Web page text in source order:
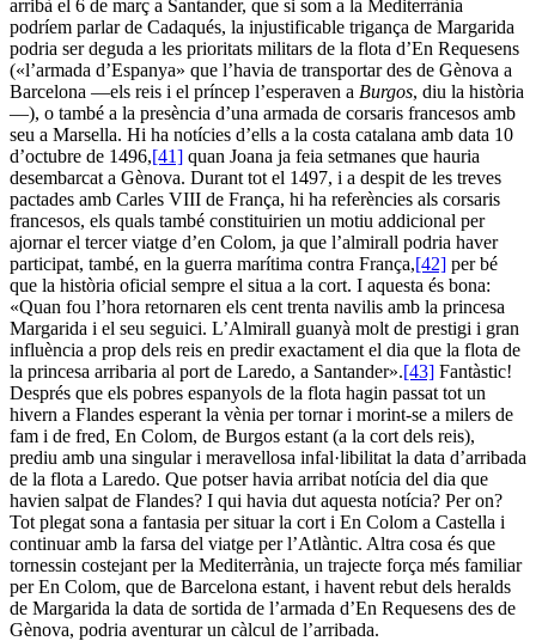
arribà el 6 de març a Santander, que si som a la Mediterrània
podríem parlar de Cadaqués, la injustificable trigança de Margarida
podria ser deguda a les prioritats militars de la flota d’En Requesens
(«l’armada d’Espanya» que l’havia de transportar des de Gènova a
Barcelona —els reis i el príncep l’esperaven a Burgos, diu la història
—), o també a la presència d’una armada de corsaris francesos amb
seu a Marsella. Hi ha notícies d’ells a la costa catalana amb data 10
d’octubre de 1496,[41] quan Joana ja feia setmanes que hauria
desembarcat a Gènova. Durant tot el 1497, i a despit de les treves
pactades amb Carles VIII de França, hi ha referències als corsaris
francesos, els quals també constituirien un motiu addicional per
ajornar el tercer viatge d’en Colom, ja que l’almirall podria haver
participat, també, en la guerra marítima contra França,[42] per bé
que la història oficial sempre el situa a la cort. I aquesta és bona:
«Quan fou l’hora retornaren els cent trenta navilis amb la princesa
Margarida i el seu seguici. L’Almirall guanyà molt de prestigi i gran
influència a prop dels reis en predir exactament el dia que la flota de
la princesa arribaria al port de Laredo, a Santander».[43] Fantàstic!
Després que els pobres espanyols de la flota hagin passat tot un
hivern a Flandes esperant la vènia per tornar i morint-se a milers de
fam i de fred, En Colom, de Burgos estant (a la cort dels reis),
prediu amb una singular i meravellosa infal·libilitat la data d’arribada
de la flota a Laredo. Que potser havia arribat notícia del dia que
havien salpat de Flandes? I qui havia dut aquesta notícia? Per on?
Tot plegat sona a fantasia per situar la cort i En Colom a Castella i
continuar amb la farsa del viatge per l’Atlàntic. Altra cosa és que
tornessin costejant per la Mediterrània, un trajecte força més familiar
per En Colom, que de Barcelona estant, i havent rebut dels heralds
de Margarida la data de sortida de l’armada d’En Requesens des de
Gènova, podria aventurar un càlcul de l’arribada.